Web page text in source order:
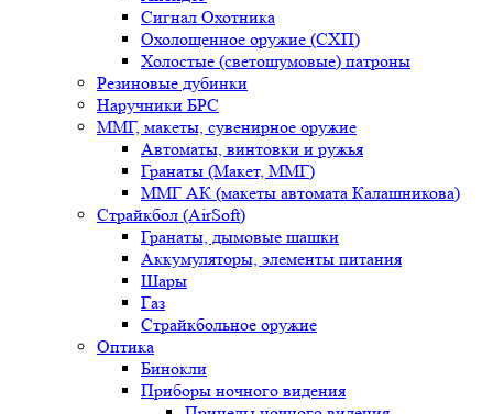
Сигнал Охотника
Охолощенное оружие (СХП)
Холостые (светошумовые) патроны
Резиновые дубинки
Наручники БРС
ММГ, макеты, сувенирное оружие
Автоматы, винтовки и ружья
Гранаты (Макет, ММГ)
ММГ АК (макеты автомата Калашникова)
Страйкбол (AirSoft)
Гранаты, дымовые шашки
Аккумуляторы, элементы питания
Шары
Газ
Страйкбольное оружие
Оптика
Бинокли
Приборы ночного видения